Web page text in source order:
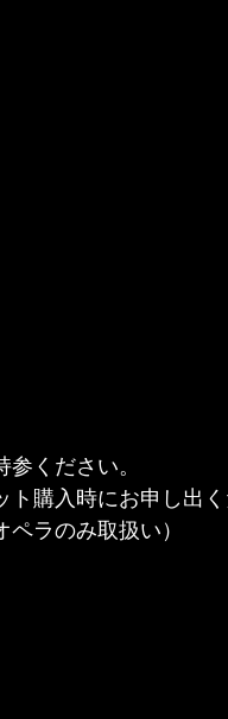
ください。
購入時にお申し出
ラのみ取扱い）